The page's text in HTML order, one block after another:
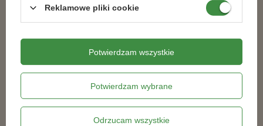
Przedłużacz lancy opryskiwacza z
12,09 zł
Opryskiwacz plecakowy 16 litrów
208,99 zł
Reklamowe pliki cookie
Potwierdzam wybrane
Odrzucam wszystkie
Potwierdzam wszystkie